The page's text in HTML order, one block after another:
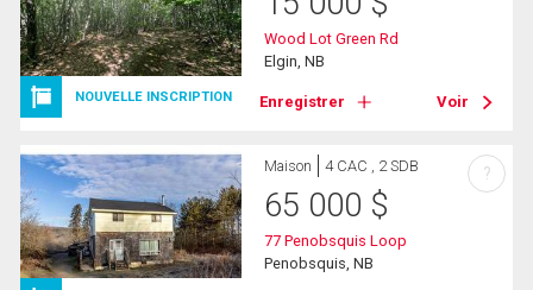
NOUVELLE INSCRIPTION
Wood Lot Green Rd
Elgin, NB
Enregistrer Voir
Maison 4 CAC , 2 SDB
65 000 $
77 Penobsquis Loop
Penobsquis, NB
?